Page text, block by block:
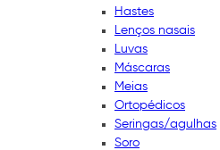
Hastes
Lenços nasais
Luvas
Máscaras
Meias
Ortopédicos
Seringas/agulhas
Soro